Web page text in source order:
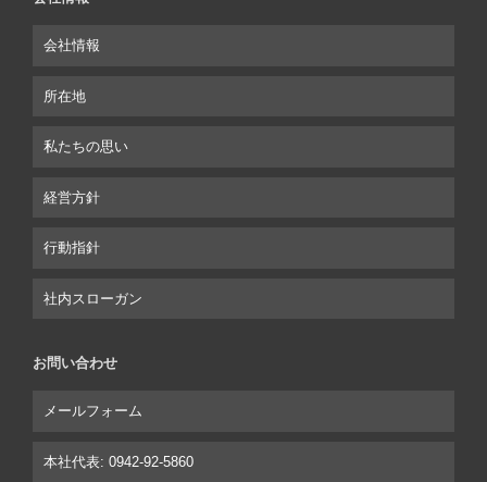
会社情報
所在地
私たちの思い
経営方針
行動指針
社内スローガン
お問い合わせ
メールフォーム
本社代表: 0942-92-5860